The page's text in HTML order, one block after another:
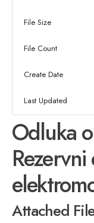
File Size
File Count
Create Date
Last Updated
Odluka
Attached